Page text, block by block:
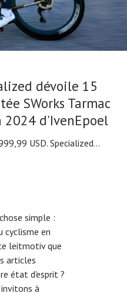
dévoile 15
SWorks Tarmac
2024 d'IvenEpoel
USD. Specialized...
simple :
cyclisme en
leitmotiv que
articles
état d'esprit ?
à